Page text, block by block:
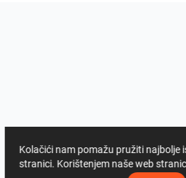
Kolačići nam pomažu pružiti najbolje
stranici. Korištenjem naše web